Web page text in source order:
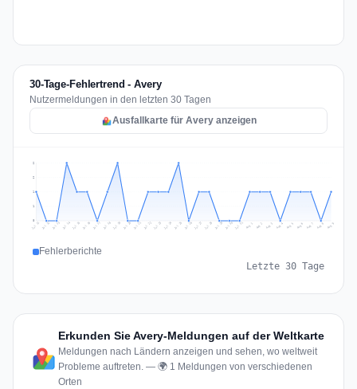
30-Tage-Fehlertrend - Avery
Nutzermeldungen in den letzten 30 Tagen
Ausfallkarte für Avery anzeigen
1
1
2
2
Jul 11 Jul 12 Jul 13 Jul 14 Jul 15 Jul 16 Jul 17 Jul 18 Jul 19 Jul 20 Jul 21 Jul 22 Jul 23 Jul 24 Jul 25 Jul 26 Jul 27 Jul 28 Jul 29 Jul 30 Jul 31 Aug 1 Aug 2 Aug 3 Aug 4 Aug 5 Aug 6 Aug 7 Aug 8 Aug 9
Fehlerberichte
Letzte 30 Tage
Erkunden Sie Avery-Meldungen auf der Weltkarte
Meldungen nach Ländern anzeigen und sehen, wo weltweit
Probleme auftreten. — 🌍 1 Meldungen von verschiedenen
Orten